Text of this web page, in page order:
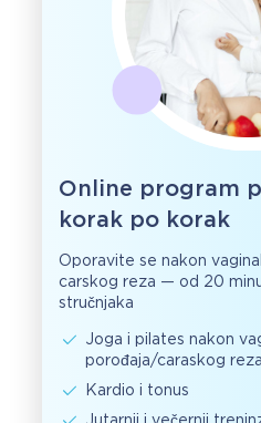
Online program
korak po korak
Oporavite se nakon
carskog reza — od 20
stručnjaka
Joga i pilates nakon
porođaja/caraskog reza
Kardio i tonus